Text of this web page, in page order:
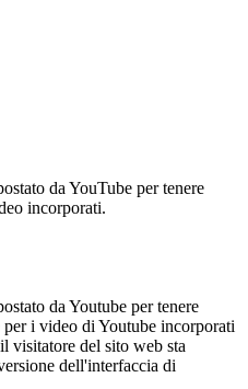
da YouTube per tenere
incorporati.
da Youtube per tenere
i video di Youtube incorporati
visitatore del sito web sta
dell'interfaccia di